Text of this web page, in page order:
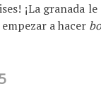
¡La granada
a hacer